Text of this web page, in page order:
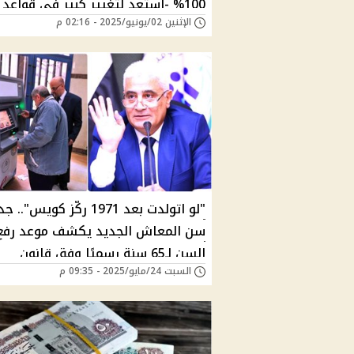
المعاش خلال هذا التوقيت
الإثنين 02/يونيو/2025 - 02:16 م
"لو اتولدت بعد 1971 ركّز
سن المعاش الجديد يكشف موعد
السن لـ65 سنة رسميًا وفق قانون
التأمينات
السبت 24/مايو/2025 - 09:35 م